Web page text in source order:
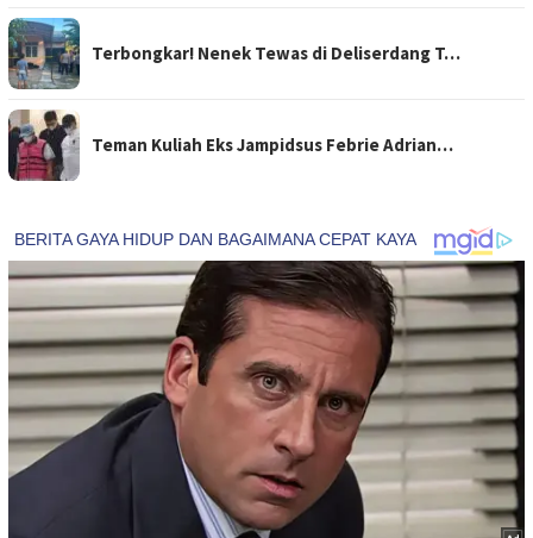
Terbongkar! Nenek Tewas di Deliserdang T…
Teman Kuliah Eks Jampidsus Febrie Adrian…